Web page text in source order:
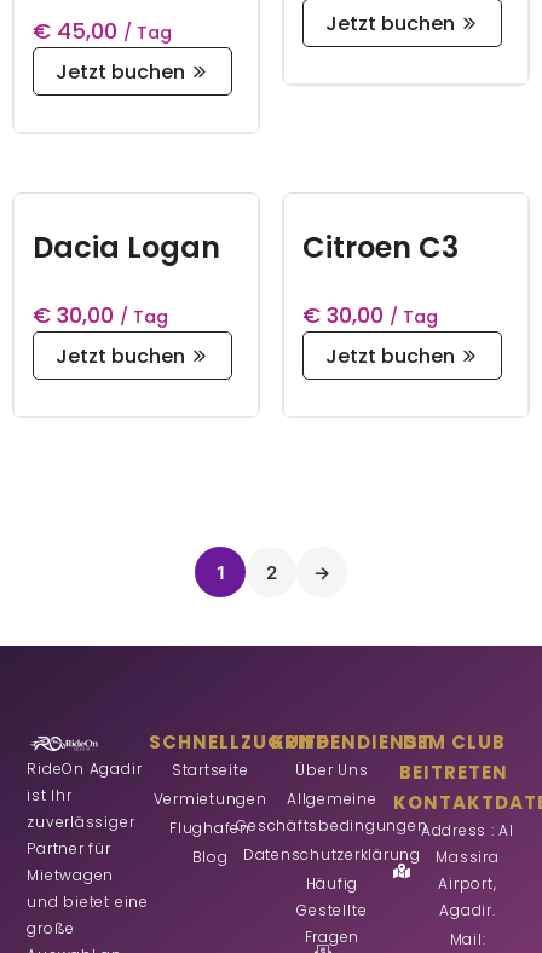
€ 45,00 / Tag
Jetzt buchen
Jetzt buchen
Dacia Logan
€ 30,00 / Tag
Jetzt buchen
Citroen C3
€30,00 / Tag
Jetzt buchen
1 2 →
RideOn Agadir
ist Ihr
zuverlässiger
Partner für
Mietwagen
und bietet eine
große
SCHNELLZUGRIFF
Startseite
Vermietungen
Flughafen
Blog
KUNDENDIENST
Über Uns
Allgemeine
Geschäftsbedingungen
Datenschutzerklärung
Häufig
Gestellte
Fragen
DEM CLUB
BEITRETEN
Address : Al
Massira
Airport,
Agadir.
Mail: